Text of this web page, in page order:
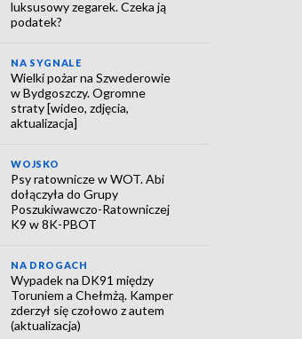
luksusowy zegarek. Czeka ją
podatek?
NA SYGNALE
Wielki pożar na Szwederowie
w Bydgoszczy. Ogromne
straty [wideo, zdjęcia,
aktualizacja]
WOJSKO
Psy ratownicze w WOT. Abi
dołączyła do Grupy
Poszukiwawczo-Ratowniczej
K9 w 8K-PBOT
NA DROGACH
Wypadek na DK91 między
Toruniem a Chełmżą. Kamper
zderzył się czołowo z autem
(aktualizacja)